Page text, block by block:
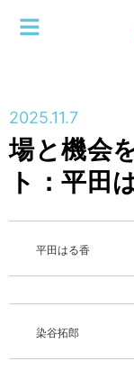
2025.11.7
場と機会
ト：平田
平田はる香
染谷拓郎